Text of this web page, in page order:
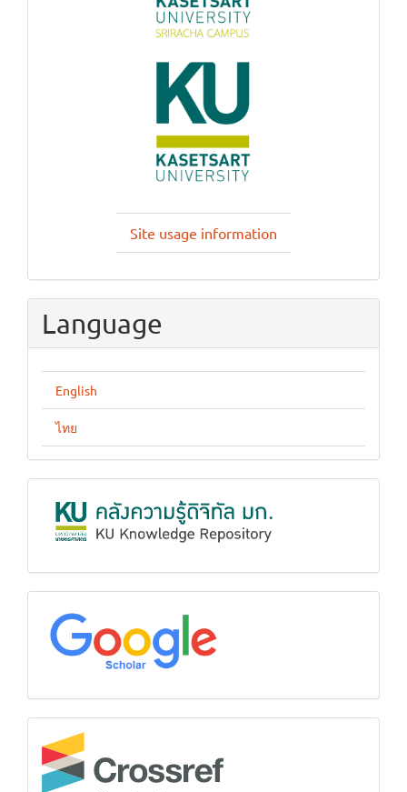
Site usage information
Language
English
ไทย
KUKR
google
Crossref